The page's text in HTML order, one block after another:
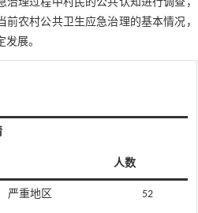
理过程中村民的公共认知进行调查，
农村公共卫生应急治理的基本情况，
展。
人数
严重地区 52